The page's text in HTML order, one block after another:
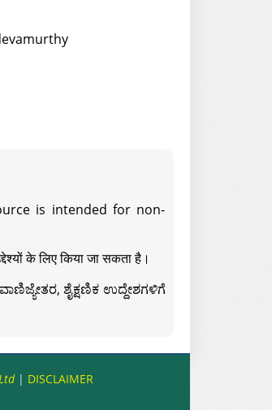
is intended for non-
के लिए किया जा सकता है।
ಶೈಕ್ಷಣಿಕ ಉದ್ದೇಶಗಳಿಗೆ
| DISCLAIMER